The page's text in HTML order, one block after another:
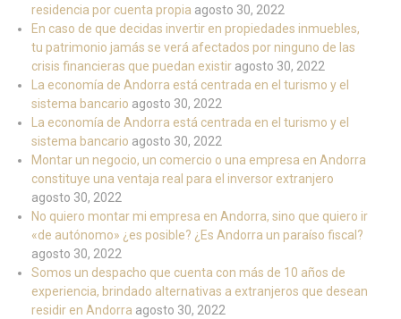
residencia por cuenta propia agosto 30, 2022
En caso de que decidas invertir en propiedades inmuebles,
tu patrimonio jamás se verá afectados por ninguno de las
crisis financieras que puedan existir agosto 30, 2022
La economía de Andorra está centrada en el turismo y el
sistema bancario agosto 30, 2022
La economía de Andorra está centrada en el turismo y el
sistema bancario agosto 30, 2022
Montar un negocio, un comercio o una empresa en Andorra
constituye una ventaja real para el inversor extranjero
agosto 30, 2022
No quiero montar mi empresa en Andorra, sino que quiero ir
«de autónomo» ¿es posible? ¿Es Andorra un paraíso fiscal?
agosto 30, 2022
Somos un despacho que cuenta con más de 10 años de
experiencia, brindado alternativas a extranjeros que desean
residir en Andorra agosto 30, 2022